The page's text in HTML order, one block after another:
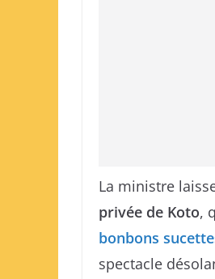
La ministre
privée de Koto,
bonbons
spectacle